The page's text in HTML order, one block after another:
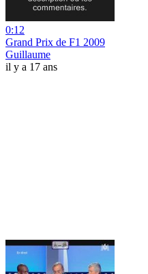
0:12
Grand Prix de F1 2009
Guillaume
il y a 17 ans